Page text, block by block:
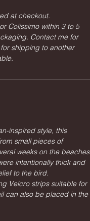
at checkout.
Colissimo within 3 to 5
Contact me for
shipping to another
inspired style, this
small pieces of
weeks on the beaches
intentionally thick and
to the bird.
Velcro strips suitable for
can also be placed in the